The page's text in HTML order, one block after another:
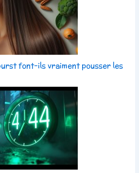
font-ils vraiment pousser les